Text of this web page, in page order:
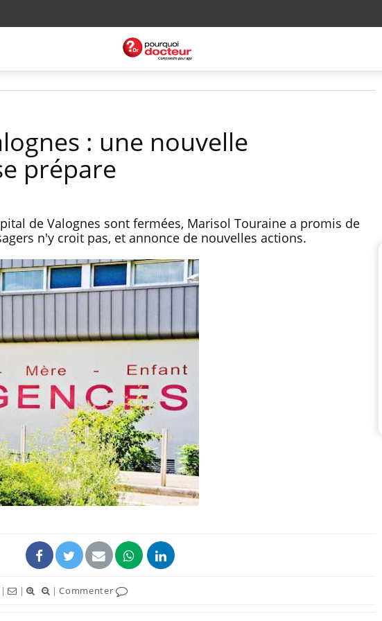
: une nouvelle
prépare
de Valognes sont fermées, Marisol Touraine a promis de
n'y croit pas, et annonce de nouvelles actions.
| | |Commenter
Chikungunya, dengue,
West Nile : que se passe-
t-il dans le sud de la
France ?
Les médicaments GLP-1
protègent-ils aussi les os
?
Cytomégalovirus : ce qui
enceintes